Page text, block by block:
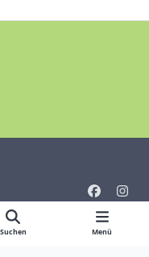
a
n
s
Suchen Menü